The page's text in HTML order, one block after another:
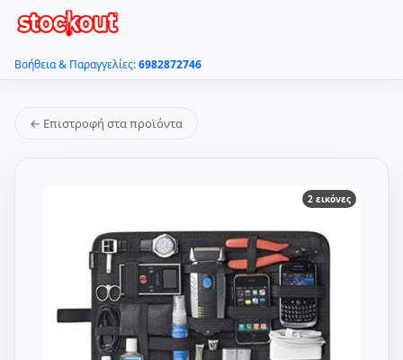
Βοήθεια & Παραγγελίες:6982872746
← Επιστροφή στα προϊόντα
2 εικόνες